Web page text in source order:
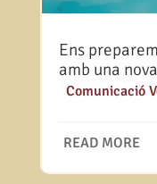
Ens
amb una
Comunicació
READ MORE